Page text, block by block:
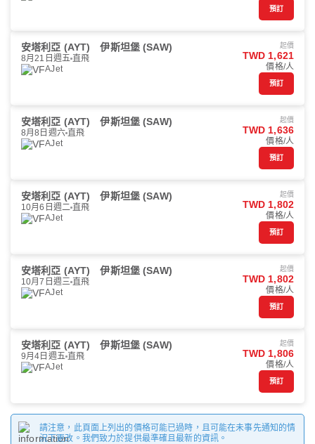
預訂
安塔利亞 (AYT) 伊斯坦堡 (SAW)
8月21日週五 直飛
AJet
起價
TWD 1,621
價格/人
預訂
安塔利亞 (AYT) 伊斯坦堡 (SAW)
8月8日週六 直飛
AJet
起價
TWD 1,636
價格/人
預訂
安塔利亞 (AYT) 伊斯坦堡 (SAW)
10月6日週二 直飛
AJet
起價
TWD 1,802
價格/人
預訂
安塔利亞 (AYT) 伊斯坦堡 (SAW)
10月7日週三 直飛
AJet
起價
TWD 1,802
價格/人
預訂
安塔利亞 (AYT) 伊斯坦堡 (SAW)
9月4日週五 直飛
AJet
起價
TWD 1,806
價格/人
預訂
請注意，此頁面上列出的價格可能已過時，且可能在未事先通知的情
況下更改。我們致力於提供最準確且最新的資訊。